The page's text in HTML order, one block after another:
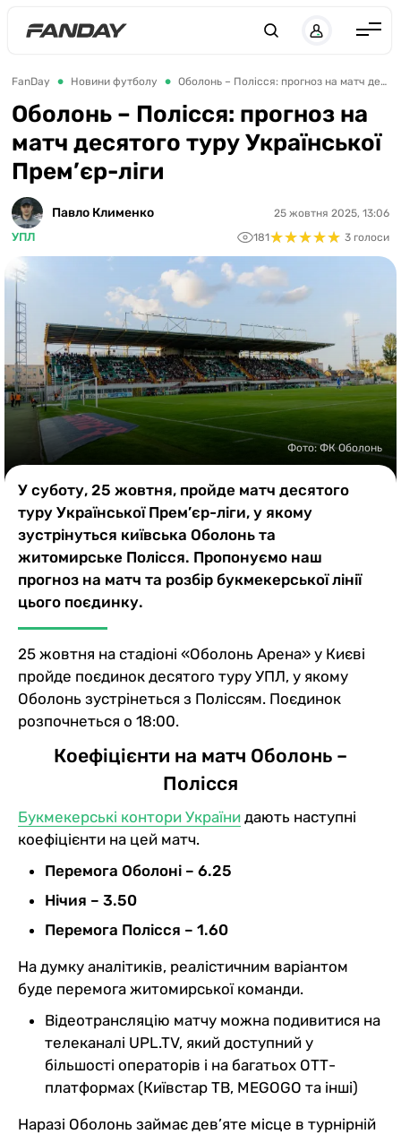
Англія
Іспанія
Німеччина
Франція
Україна
ЛЧ
ЧЕ-2028
Букмекери
Казино
FanDay Новини футболу Оболонь – Полісся: прогноз на матч десятого туру Української Прем’єр-ліги
Оболонь – Полісся: прогноз на
матч десятого туру Української
Прем’єр-ліги
Павло Клименко
УПЛ
25 жовтня 2025, 13:06
181★★★★★
★★★★★ 3 голоси
Фото: ФК Оболонь
У суботу, 25 жовтня, пройде матч деcятого
туру Української Прем’єр-ліги, у якому
зустрінуться київська Оболонь та
житомирське Полісся. Пропонуємо наш
прогноз на матч та розбір букмекерської лінії
цього поєдинку.
25 жовтня на стадіоні «Оболонь Арена» у Києві
пройде поєдинок десятого туру УПЛ, у якому
Оболонь зустрінеться з Поліссям. Поєдинок
розпочнеться о 18:00.
Коефіцієнти на матч Оболонь –
Полісся
Букмекерські контори України дають наступні
коефіцієнти на цей матч.
Перемога Оболоні – 6.25
Нічия – 3.50
Перемога Полісся – 1.60
На думку аналітиків, реалістичним варіантом
буде перемога житомирської команди.
Відеотрансляцію матчу можна подивитися на
телеканалі UPL.TV, який доступний у
більшості операторів і на багатьох ОТТ-
платформах (Київстар ТВ, MEGOGO та інші)
Наразі Оболонь займає дев’яте місце в турнірній